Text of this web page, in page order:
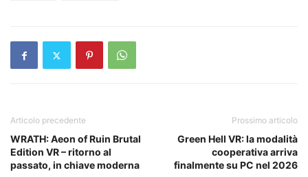
Articolo precedente
WRATH: Aeon of Ruin Brutal
Edition VR – ritorno al
passato, in chiave moderna
Prossimo articolo
Green Hell VR: la modalità
cooperativa arriva
finalmente su PC nel 2026